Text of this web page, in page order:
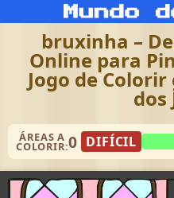
bruxinha –
Online para
Jogo de
dos
ÁREAS A
COLORIR:0 DIFÍCIL